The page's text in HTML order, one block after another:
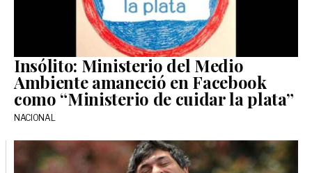
Insólito: Ministerio del Medio
Ambiente amaneció en Facebook
como “Ministerio de cuidar la plata”
NACIONAL